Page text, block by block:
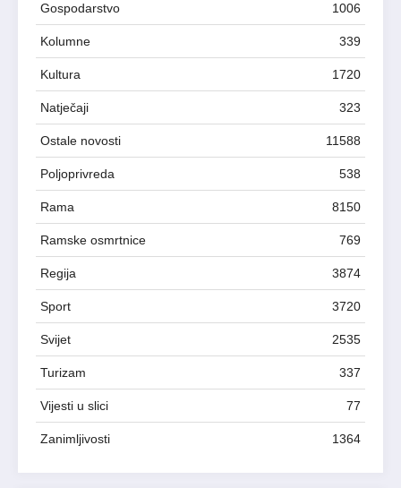
Gospodarstvo 1006
Kolumne 339
Kultura 1720
Natječaji 323
Ostale novosti 11588
Poljoprivreda 538
Rama 8150
Ramske osmrtnice 769
Regija 3874
Sport 3720
Svijet 2535
Turizam 337
Vijesti u slici 77
Zanimljivosti 1364